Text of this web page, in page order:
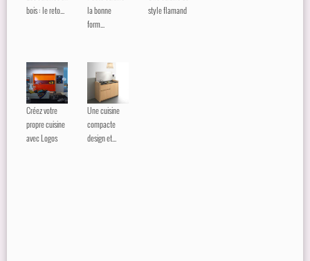
bois : le reto...
la bonne
form...
style flamand
Créez votre
propre cuisine
avec Logos
Une cuisine
compacte
design et...